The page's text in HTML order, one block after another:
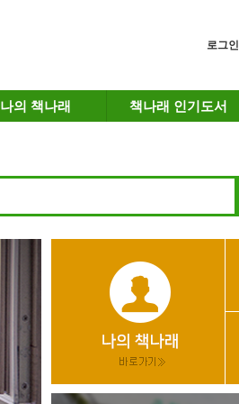
로그인
나의 책나래 책나래 인기도서